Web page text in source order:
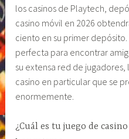
los casinos de Playtech,
casino móvil en 2026
ciento en su primer
perfecta para encontrar
su extensa red de
casino en particular que se
enormemente.
¿Cuál es tu juego de